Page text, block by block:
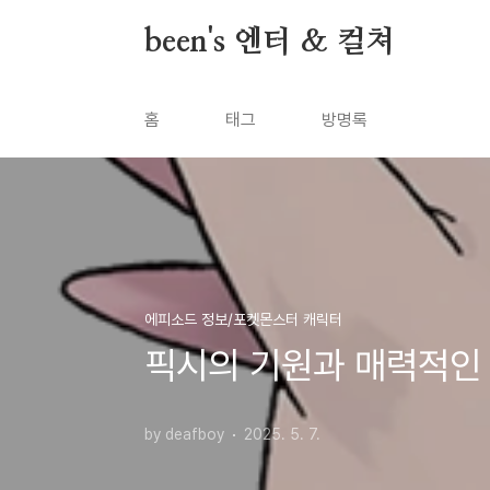
been's 엔터 & 컬쳐
홈 태그 방명록
에피소드 정보/포켓몬스터 캐릭터
픽시의 기원과 매력적
by deafboy 2025. 5. 7.